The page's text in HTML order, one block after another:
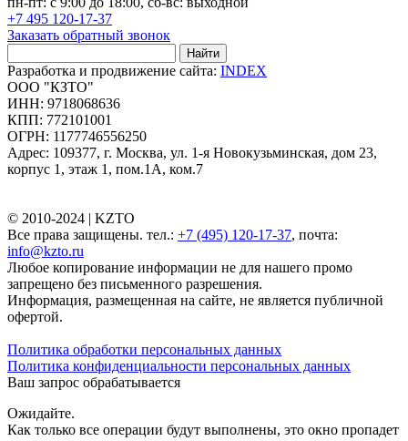
+7 495 120-17-37
Заказать обратный звонок
Найти
Разработка и продвижение сайта: INDEX
ООО "КЗТО"
ИНН: 9718068636
КПП: 772101001
ОГРН: 1177746556250
Адрес: 109377, г. Москва, ул. 1-я Новокузьминская, дом 23,
корпус 1, этаж 1, пом.1А, ком.7
© 2010-2024 | KZTO
Все права защищены. тел.: +7 (495) 120-17-37, почта:
info@kzto.ru
Любое копирование информации не для нашего промо
запрещено без письменного разрешения.
Информация, размещенная на сайте, не является публичной
офертой.
Политика обработки персональных данных
Политика конфиденциальности персональных данных
Ваш запрос обрабатывается
Ожидайте.
Как только все операции будут выполнены, это окно пропадет